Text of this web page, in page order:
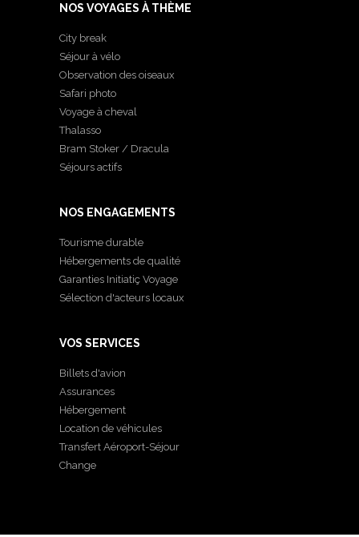
NOS VOYAGES À THÈME
City break
Séjour à vélo
Observation des oiseaux
Safari photo
Voyage à cheval
Thalasso
Bram Stoker / Dracula
Séjours actifs
NOS ENGAGEMENTS
Tourisme durable
Hébergements de qualité
Garanties Initiatiç Voyage
Sélection d'acteurs locaux
VOS SERVICES
Billets d'avion
Assurances
Hébergement
Location de véhicules
Transfert Aéroport-Séjour
Change